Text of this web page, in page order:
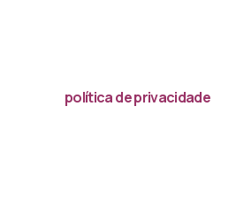
política de privacidade